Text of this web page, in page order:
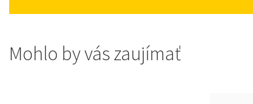
Mohlo by vás zaujímať